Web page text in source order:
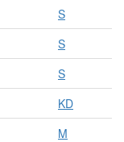
S
S
S
KD
M